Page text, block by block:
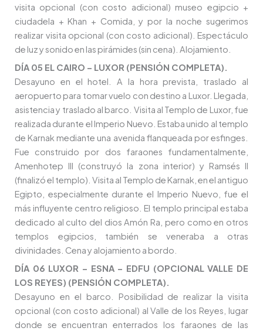
visita opcional (con costo adicional) museo egipcio +
ciudadela + Khan + Comida, y por la noche sugerimos
realizar visita opcional (con costo adicional). Espectáculo
de luz y sonido en las pirámides (sin cena). Alojamiento.
DÍA 05 EL CAIRO – LUXOR (PENSIÓN COMPLETA).
Desayuno en el hotel. A la hora prevista, traslado al
aeropuerto para tomar vuelo con destino a Luxor. Llegada,
asistencia y traslado al barco. Visita al Templo de Luxor, fue
realizada durante el Imperio Nuevo. Estaba unido al templo
de Karnak mediante una avenida flanqueada por esfinges.
Fue construido por dos faraones fundamentalmente,
Amenhotep III (construyó la zona interior) y Ramsés II
(finalizó el templo). Visita al Templo de Karnak, en el antiguo
Egipto, especialmente durante el Imperio Nuevo, fue el
más influyente centro religioso. El templo principal estaba
dedicado al culto del dios Amón Ra, pero como en otros
templos egipcios, también se veneraba a otras
divinidades. Cena y alojamiento a bordo.
DÍA 06 LUXOR – ESNA – EDFU (OPCIONAL VALLE DE
LOS REYES) (PENSIÓN COMPLETA).
Desayuno en el barco. Posibilidad de realizar la visita
opcional (con costo adicional) al Valle de los Reyes, lugar
donde se encuentran enterrados los faraones de las